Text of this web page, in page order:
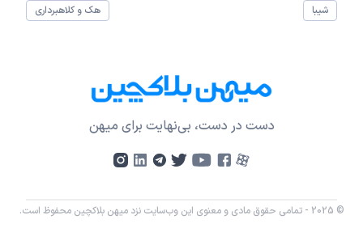
شیبا
هک و کلاهبرداری
دست در دست، بی‌نهایت برای میهن
© 2025 - تمامی حقوق مادی و معنوی این وب‌سایت نزد میهن بلاکچین محفوظ است.